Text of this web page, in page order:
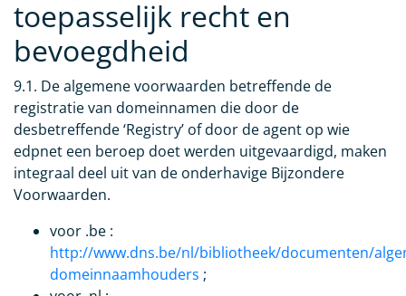
toepasselijk recht en
bevoegdheid
9.1. De algemene voorwaarden betreffende de
registratie van domeinnamen die door de
desbetreffende ‘Registry’ of door de agent op wie
edpnet een beroep doet werden uitgevaardigd, maken
integraal deel uit van de onderhavige Bijzondere
Voorwaarden.
voor .be :
http://www.dns.be/nl/bibliotheek/documenten/
domeinnaamhouders ;